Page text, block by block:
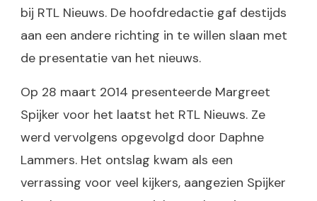
bij RTL Nieuws. De hoofdredactie gaf destijds
aan een andere richting in te willen slaan met
de presentatie van het nieuws.
Op 28 maart 2014 presenteerde Margreet
Spijker voor het laatst het RTL Nieuws. Ze
werd vervolgens opgevolgd door Daphne
Lammers. Het ontslag kwam als een
verrassing voor veel kijkers, aangezien Spijker